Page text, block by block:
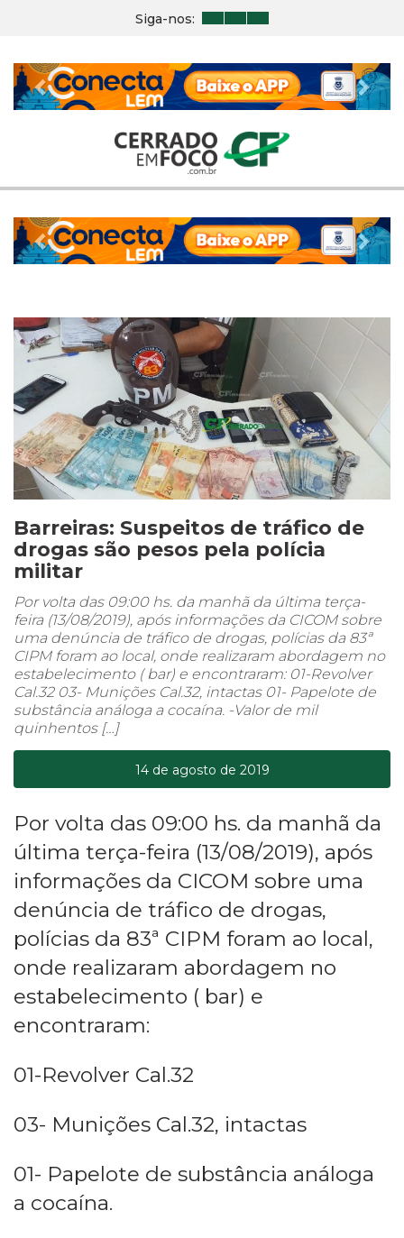
Siga-nos:
Previous Next
Previous Next
Barreiras: Suspeitos de tráfico de
drogas são pesos pela polícia
militar
Por volta das 09:00 hs. da manhã da última terça-
feira (13/08/2019), após informações da CICOM sobre
uma denúncia de tráfico de drogas, polícias da 83ª
CIPM foram ao local, onde realizaram abordagem no
estabelecimento ( bar) e encontraram: 01-Revolver
Cal.32 03- Munições Cal.32, intactas 01- Papelote de
substância análoga a cocaína. -Valor de mil
quinhentos […]
14 de agosto de 2019
Por volta das 09:00 hs. da manhã da
última terça-feira (13/08/2019), após
informações da CICOM sobre uma
denúncia de tráfico de drogas,
polícias da 83ª CIPM foram ao local,
onde realizaram abordagem no
estabelecimento ( bar) e
encontraram:
01-Revolver Cal.32
03- Munições Cal.32, intactas
01- Papelote de substância análoga
a cocaína.